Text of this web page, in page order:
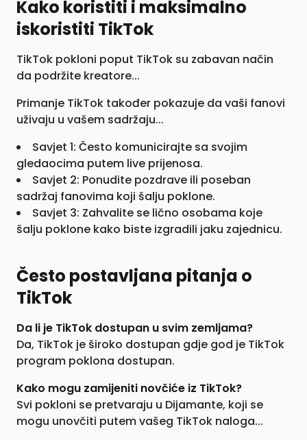
Kako koristiti i maksimalno
iskoristiti TikTok
TikTok pokloni poput TikTok su zabavan način
da podržite kreatore...
Primanje TikTok također pokazuje da vaši fanovi
uživaju u vašem sadržaju...
Savjet 1: Često komunicirajte sa svojim
gledaocima putem live prijenosa.
Savjet 2: Ponudite pozdrave ili poseban
sadržaj fanovima koji šalju poklone.
Savjet 3: Zahvalite se lično osobama koje
šalju poklone kako biste izgradili jaku zajednicu.
Često postavljana pitanja o
TikTok
Da li je TikTok dostupan u svim zemljama?
Da, TikTok je široko dostupan gdje god je TikTok
program poklona dostupan.
Kako mogu zamijeniti novčiće iz TikTok?
Svi pokloni se pretvaraju u Dijamante, koji se
mogu unovčiti putem vašeg TikTok naloga...